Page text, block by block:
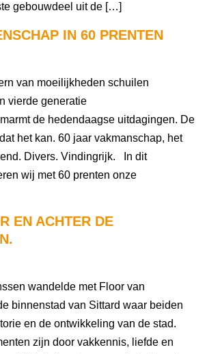
gebouwdeel uit de […]
IN 60 PRENTEN
van moeilijkheden schuilen
vierde generatie
de hedendaagse uitdagingen. De
het kan. 60 jaar vakmanschap, het
Divers. Vindingrijk. In dit
wij met 60 prenten onze
EN ACHTER DE
wandelde met Floor van
binnenstad van Sittard waar beiden
en de ontwikkeling van de stad.
zijn door vakkennis, liefde en